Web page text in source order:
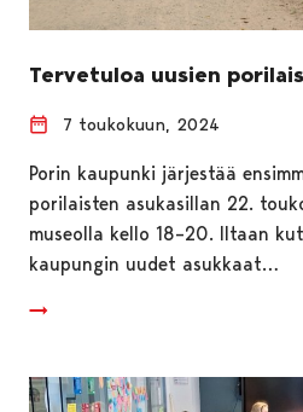
Tervetuloa uusien
7 toukokuun, 2024
Porin kaupunki järjestää
porilaisten asukasillan 22.
museolla kello 18–20. Iltaan
kaupungin uudet asukkaat…